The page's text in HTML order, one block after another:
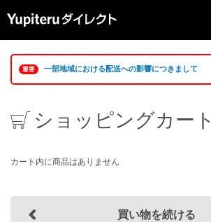
重要 一部地域における配送への影響につきまして
ショッピングカート
カート内に商品はありません
買い物を続ける